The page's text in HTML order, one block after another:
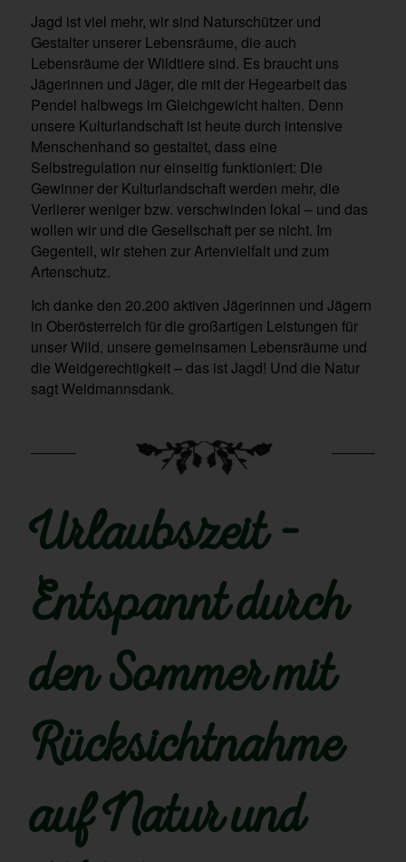
Jagd ist viel mehr, wir sind Naturschützer und
Gestalter unserer Lebensräume, die auch
Lebensräume der Wildtiere sind. Es braucht uns
Jägerinnen und Jäger, die mit der Hegearbeit das
Pendel halbwegs im Gleichgewicht halten. Denn
unsere Kulturlandschaft ist heute durch intensive
Menschenhand so gestaltet, dass eine
Selbstregulation nur einseitig funktioniert: Die
Gewinner der Kulturlandschaft werden mehr, die
Verlierer weniger bzw. verschwinden lokal – und das
wollen wir und die Gesellschaft per se nicht. Im
Gegenteil, wir stehen zur Artenvielfalt und zum
Artenschutz.
Ich danke den 20.200 aktiven Jägerinnen und Jägern
in Oberösterreich für die großartigen Leistungen für
unser Wild, unsere gemeinsamen Lebensräume und
die Weidgerechtigkeit – das ist Jagd! Und die Natur
sagt Weidmannsdank.
Urlaubszeit –
Entspannt durch
den Sommer mit
Rücksichtnahme
auf Natur und